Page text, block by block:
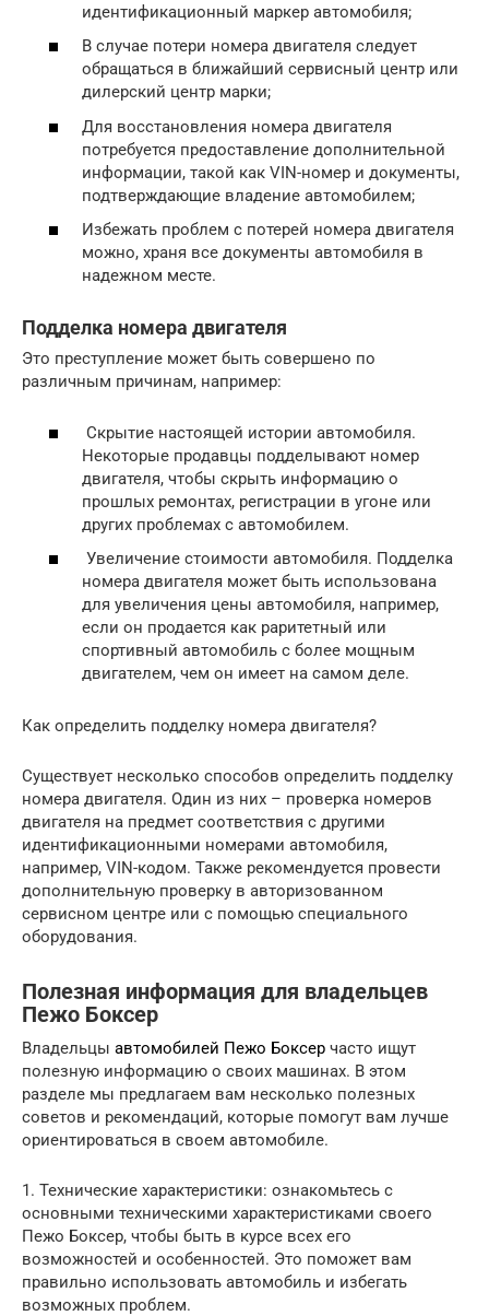
идентификационный маркер автомобиля;
В случае потери номера двигателя следует
обращаться в ближайший сервисный центр или
дилерский центр марки;
Для восстановления номера двигателя
потребуется предоставление дополнительной
информации, такой как VIN-номер и документы,
подтверждающие владение автомобилем;
Избежать проблем с потерей номера двигателя
можно, храня все документы автомобиля в
надежном месте.
Подделка номера двигателя
Это преступление может быть совершено по
различным причинам, например:
Скрытие настоящей истории автомобиля.
Некоторые продавцы подделывают номер
двигателя, чтобы скрыть информацию о
прошлых ремонтах, регистрации в угоне или
других проблемах с автомобилем.
Увеличение стоимости автомобиля. Подделка
номера двигателя может быть использована
для увеличения цены автомобиля, например,
если он продается как раритетный или
спортивный автомобиль с более мощным
двигателем, чем он имеет на самом деле.
Как определить подделку номера двигателя?
Существует несколько способов определить подделку
номера двигателя. Один из них – проверка номеров
двигателя на предмет соответствия с другими
идентификационными номерами автомобиля,
например, VIN-кодом. Также рекомендуется провести
дополнительную проверку в авторизованном
сервисном центре или с помощью специального
оборудования.
Полезная информация для владельцев
Пежо Боксер
Владельцы автомобилей Пежо Боксер часто ищут
полезную информацию о своих машинах. В этом
разделе мы предлагаем вам несколько полезных
советов и рекомендаций, которые помогут вам лучше
ориентироваться в своем автомобиле.
1. Технические характеристики: ознакомьтесь с
основными техническими характеристиками своего
Пежо Боксер, чтобы быть в курсе всех его
возможностей и особенностей. Это поможет вам
правильно использовать автомобиль и избегать
возможных проблем.